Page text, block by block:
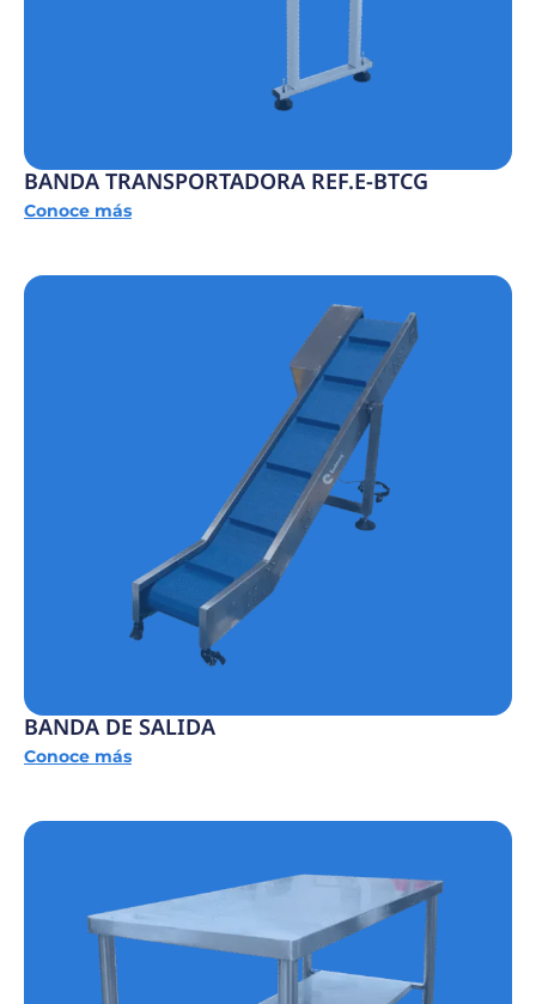
BANDA TRANSPORTADORA REF.E-BTCG
Conoce más
BANDA DE SALIDA
Conoce más